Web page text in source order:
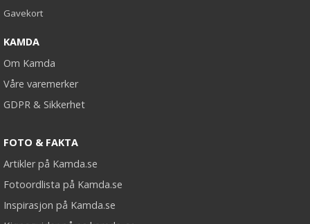
Gavekort
KAMDA
Om Kamda
Våre varemerker
GDPR & Sikkerhet
FOTO & FAKTA
Artikler på Kamda.se
Fotoordlista på Kamda.se
Inspirasjon på Kamda.se